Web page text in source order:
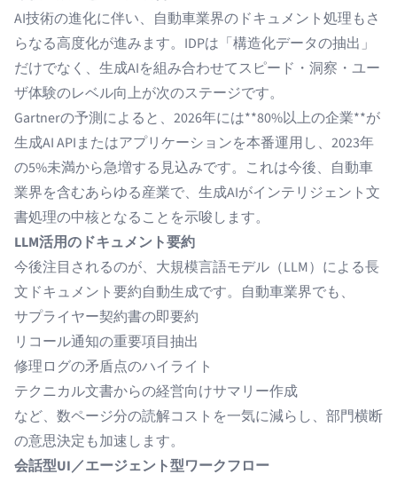
AI技術の進化に伴い、自動車業界のドキュメント処理もさ
らなる高度化が進みます。IDPは「構造化データの抽出」
だけでなく、生成AIを組み合わせてスピード・洞察・ユー
ザ体験のレベル向上が次のステージです。
Gartnerの予測によると、2026年には**80%以上の企業**が
生成AI APIまたはアプリケーションを本番運用し、2023年
の5%未満から急増する見込みです。これは今後、自動車
業界を含むあらゆる産業で、生成AIがインテリジェント文
書処理の中核となることを示唆します。
LLM活用のドキュメント要約
今後注目されるのが、大規模言語モデル（LLM）による長
文ドキュメント要約自動生成です。自動車業界でも、
サプライヤー契約書の即要約
リコール通知の重要項目抽出
修理ログの矛盾点のハイライト
テクニカル文書からの経営向けサマリー作成
など、数ページ分の読解コストを一気に減らし、部門横断
の意思決定も加速します。
会話型UI／エージェント型ワークフロー